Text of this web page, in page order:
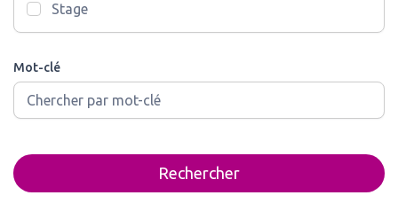
Stage
Mot-clé
Rechercher